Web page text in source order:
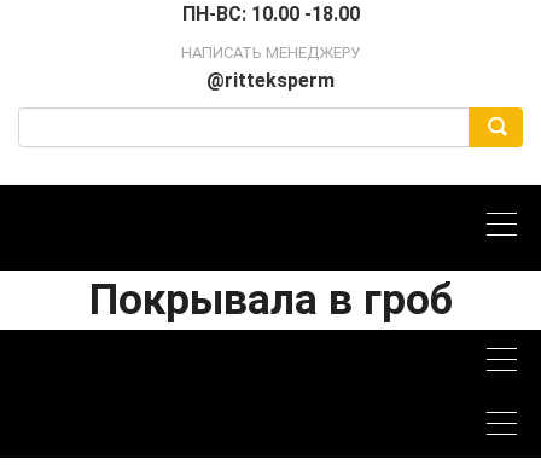
ПН-ВС: 10.00 -18.00
НАПИСАТЬ МЕНЕДЖЕРУ
@ritteksperm
Покрывала в гроб